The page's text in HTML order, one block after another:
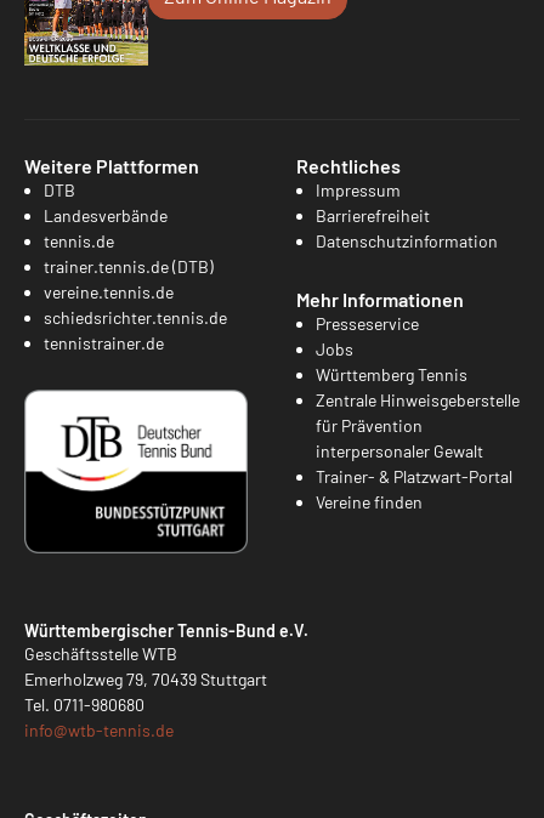
Weitere Plattformen
DTB
Landesverbände
tennis.de
trainer.tennis.de (DTB)
vereine.tennis.de
schiedsrichter.tennis.de
tennistrainer.de
Rechtliches
Impressum
Barrierefreiheit
Datenschutzinformation
Mehr Informationen
Presseservice
Jobs
Württemberg Tennis
Zentrale Hinweisgeberstelle
für Prävention
interpersonaler Gewalt
Trainer- & Platzwart-Portal
Vereine finden
Württembergischer Tennis-Bund e.V.
Geschäftsstelle WTB
Emerholzweg 79, 70439 Stuttgart
Tel. 0711-980680
info@wtb-tennis.de